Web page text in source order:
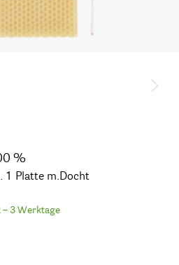
%
1 Platte m.Docht
– 3 Werktage